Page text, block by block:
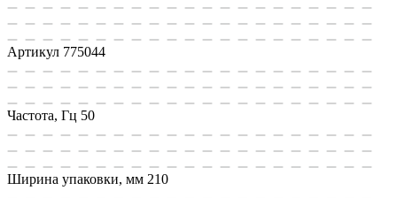
Артикул 775044
Частота, Гц 50
Ширина упаковки, мм 210